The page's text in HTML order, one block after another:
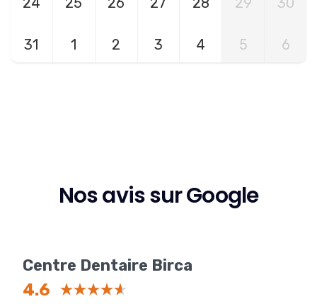
31 1 2 3 4 5 6
Nos avis sur Google
Centre Dentaire Birca
4.6